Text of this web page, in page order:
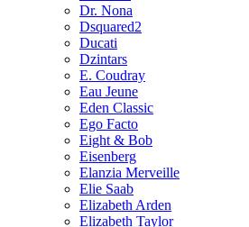
Dr. Nona
Dsquared2
Ducati
Dzintars
E. Coudray
Eau Jeune
Eden Classic
Ego Facto
Eight & Bob
Eisenberg
Elanzia Merveille
Elie Saab
Elizabeth Arden
Elizabeth Taylor